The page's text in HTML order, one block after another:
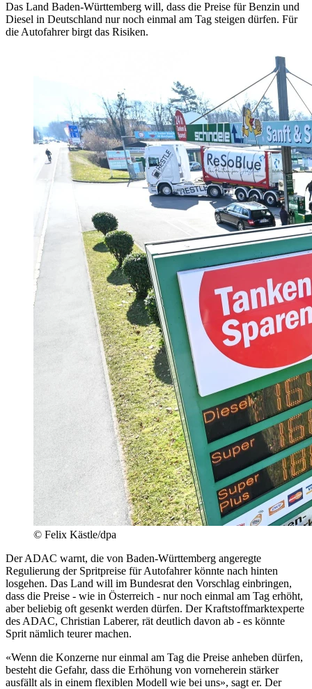
Das Land Baden-Württemberg will, dass die Preise für Benzin und
Diesel in Deutschland nur noch einmal am Tag steigen dürfen. Für
die Autofahrer birgt das Risiken.
© Felix Kästle/dpa
Der ADAC warnt, die von Baden-Württemberg angeregte
Regulierung der Spritpreise für Autofahrer könnte nach hinten
losgehen. Das Land will im Bundesrat den Vorschlag einbringen,
dass die Preise - wie in Österreich - nur noch einmal am Tag erhöht,
aber beliebig oft gesenkt werden dürfen. Der Kraftstoffmarktexperte
des ADAC, Christian Laberer, rät deutlich davon ab - es könnte
Sprit nämlich teurer machen.
«Wenn die Konzerne nur einmal am Tag die Preise anheben dürfen,
besteht die Gefahr, dass die Erhöhung von vorneherein stärker
ausfällt als in einem flexiblen Modell wie bei uns», sagt er. Der